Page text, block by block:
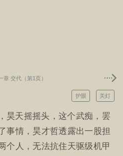
章 交代（第1页）
关灯
护眼
昊天摇摇头，这个武痴，罢
事情，昊才哲透露出一股担
个人，无法抗住天驱级机甲